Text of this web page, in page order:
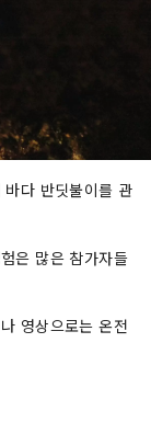
다 반딧불이를 관
은 많은 참가자들
영상으로는 온전